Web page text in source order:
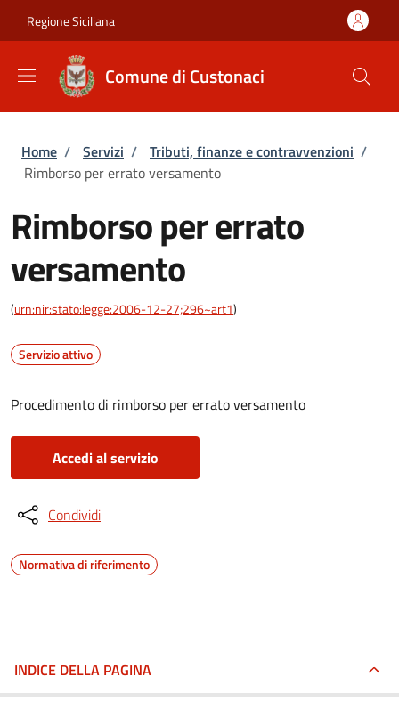
Regione Siciliana
Comune di Custonaci
Briciole di pane
Home / Servizi / Tributi, finanze e contravvenzioni /
Rimborso per errato versamento
Rimborso per errato
versamento
(urn:nir:stato:legge:2006-12-27;296~art1)
Servizio attivo
Procedimento di rimborso per errato versamento
Accedi al servizio
Condividi
Normativa di riferimento
INDICE DELLA PAGINA